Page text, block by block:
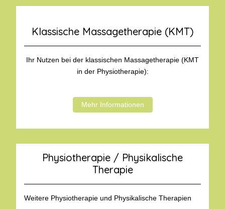
Klassische Massagetherapie (KMT)
Ihr Nutzen bei der klassischen Massagetherapie (KMT
in der Physiotherapie):
Mehr Informationen
Physiotherapie / Physikalische
Therapie
Weitere Physiotherapie und Physikalische Therapien